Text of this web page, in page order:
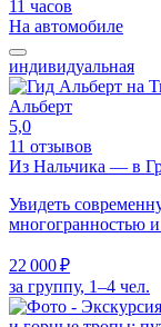
11 часов
На автомобиле
индивидуальная
Альберт
5,0
11 отзывов
Из Нальчика — в
Увидеть
многогранностью
22 000 ₽
за группу, 1–4 чел.